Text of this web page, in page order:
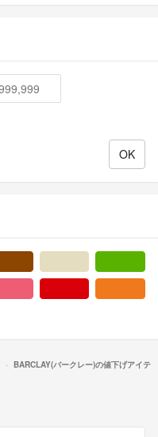
カラー
BARCLAY(バークレー)の値下げアイテ